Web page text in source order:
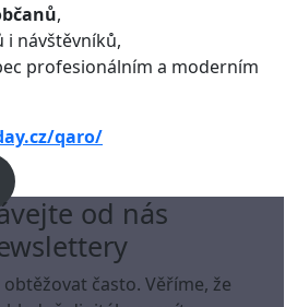
,
i návštěvníků,
profesionálním a moderním
qaro/
od nás
často. Věříme, že